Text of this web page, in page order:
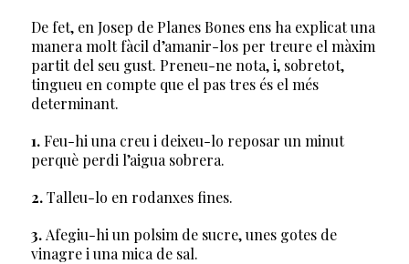
De fet, en Josep de Planes Bones ens ha explicat una
manera molt fàcil d’amanir-los per treure el màxim
partit del seu gust. Preneu-ne nota, i, sobretot,
tingueu en compte que el pas tres és el més
determinant.
1.Feu-hi una creu i deixeu-lo reposar un minut
perquè perdi l’aigua sobrera.
2.Talleu-lo en rodanxes fines.
3. Afegiu-hi un polsim de sucre, unes gotes de
vinagre i una mica de sal.